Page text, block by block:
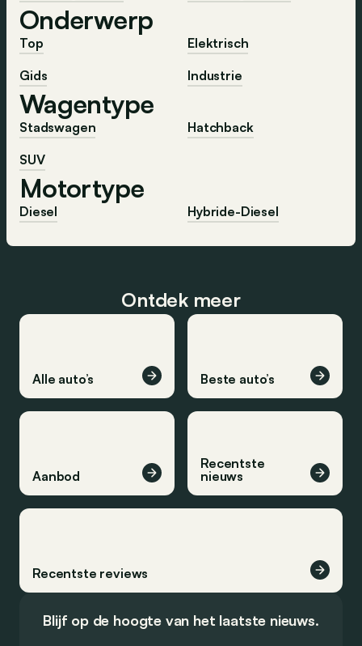
Onderwerp
Top
Elektrisch
Gids
Industrie
Wagentype
Stadswagen
Hatchback
SUV
Motortype
Diesel Hybride-Diesel
Ontdek meer
Alle auto’s Beste auto’s
Aanbod
Recentste
nieuws
Recentste reviews
Blijf op de hoogte van het laatste nieuws.